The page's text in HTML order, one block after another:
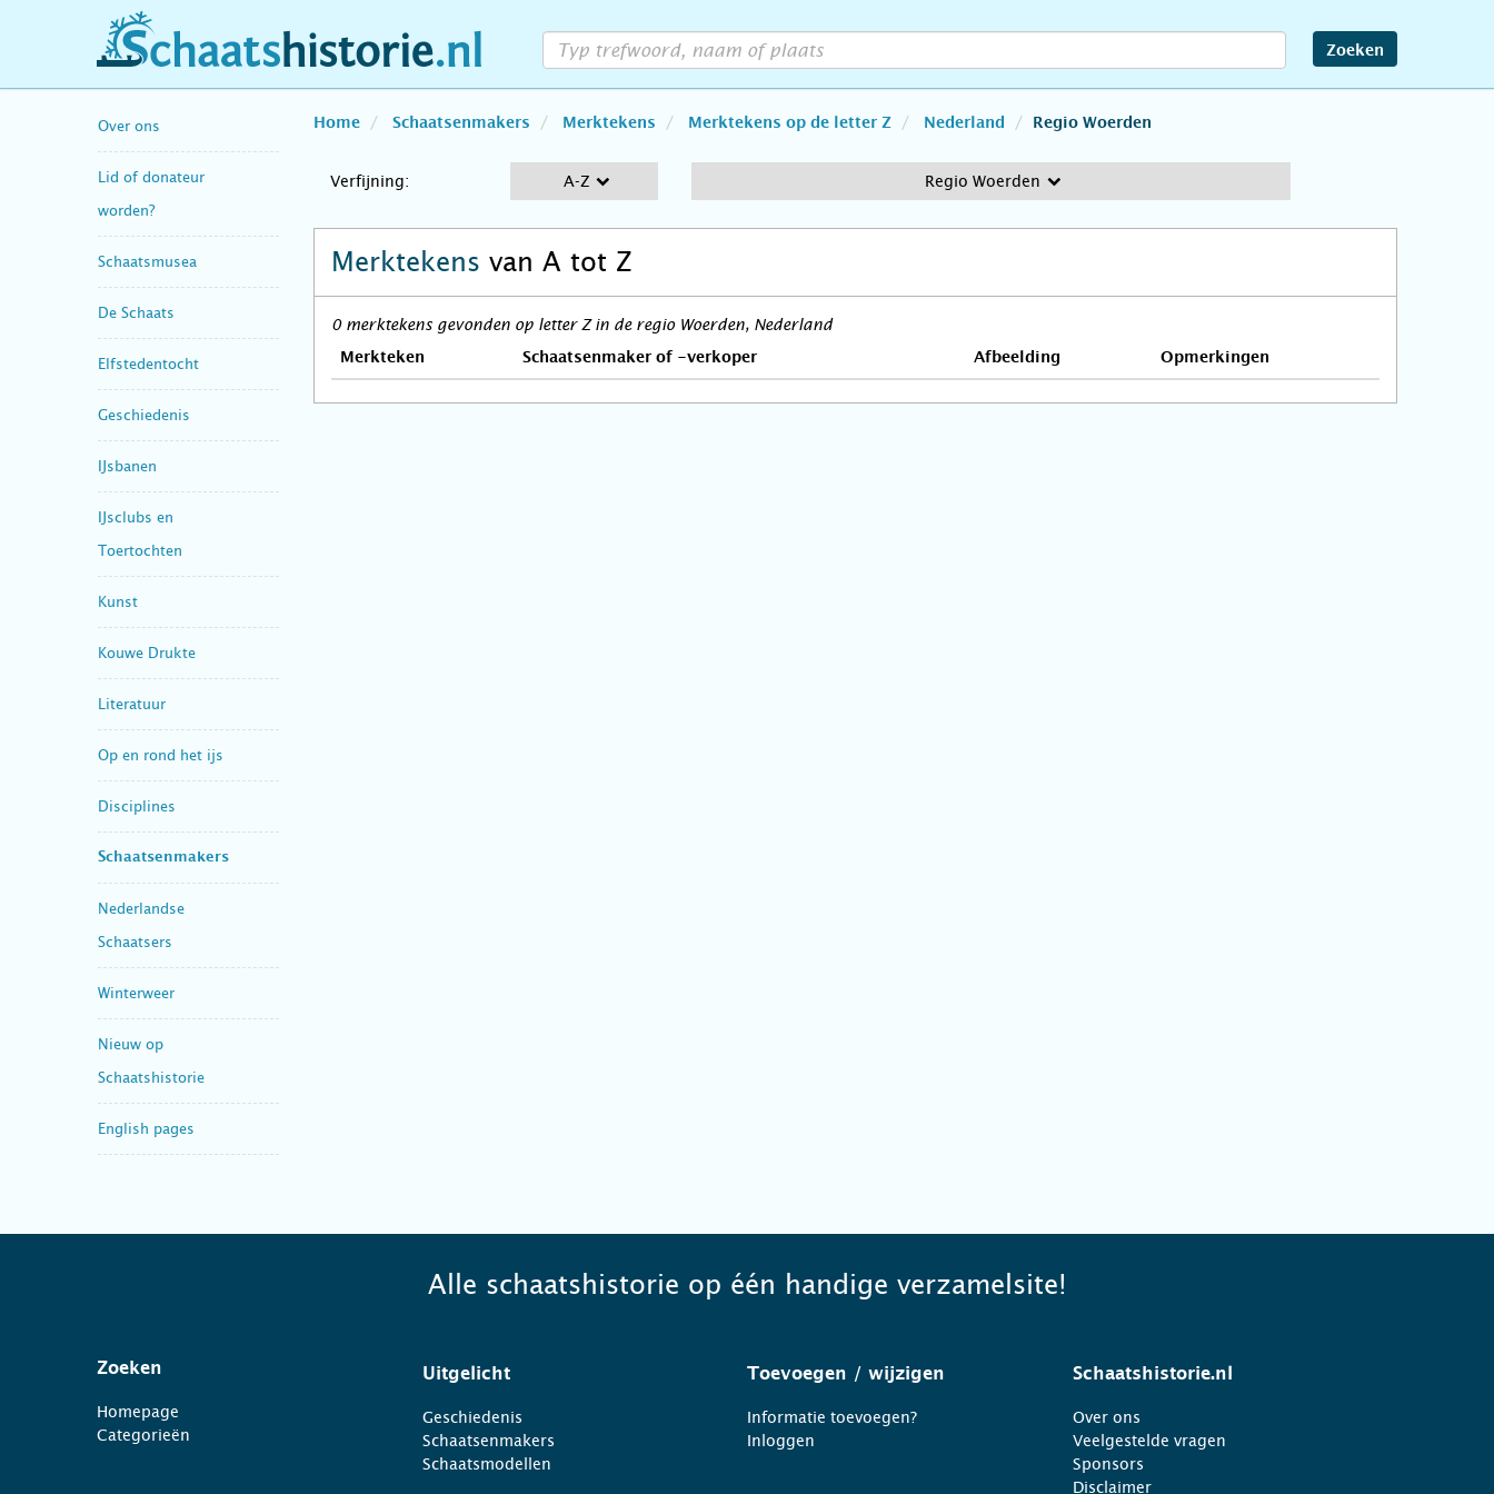
schaatshistorie.nl Zoeken
Over ons
Lid of donateur
worden?
Schaatsmusea
De Schaats
Elfstedentocht
Geschiedenis
IJsbanen
IJsclubs en
Toertochten
Kunst
Kouwe Drukte
Literatuur
Op en rond het ijs
Disciplines
Schaatsenmakers
Nederlandse
Schaatsers
Winterweer
Nieuw op
Schaatshistorie
English pages
Home Schaatsenmakers Merktekens Merktekens op de letter Z Nederland Regio Woerden
Verfijning: A-Z Regio Woerden
Merktekens van A tot Z
0 merktekens gevonden op letter Z in de regio Woerden, Nederland
Merkteken Schaatsenmaker of -verkoper Afbeelding Opmerkingen
Alle schaatshistorie op één handige verzamelsite!
Zoeken
Homepage
Categorieën
Uitgelicht
Geschiedenis
Schaatsenmakers
Schaatsmodellen
Toevoegen / wijzigen
Informatie toevoegen?
Inloggen
Schaatshistorie.nl
Over ons
Veelgestelde vragen
Sponsors
Disclaimer